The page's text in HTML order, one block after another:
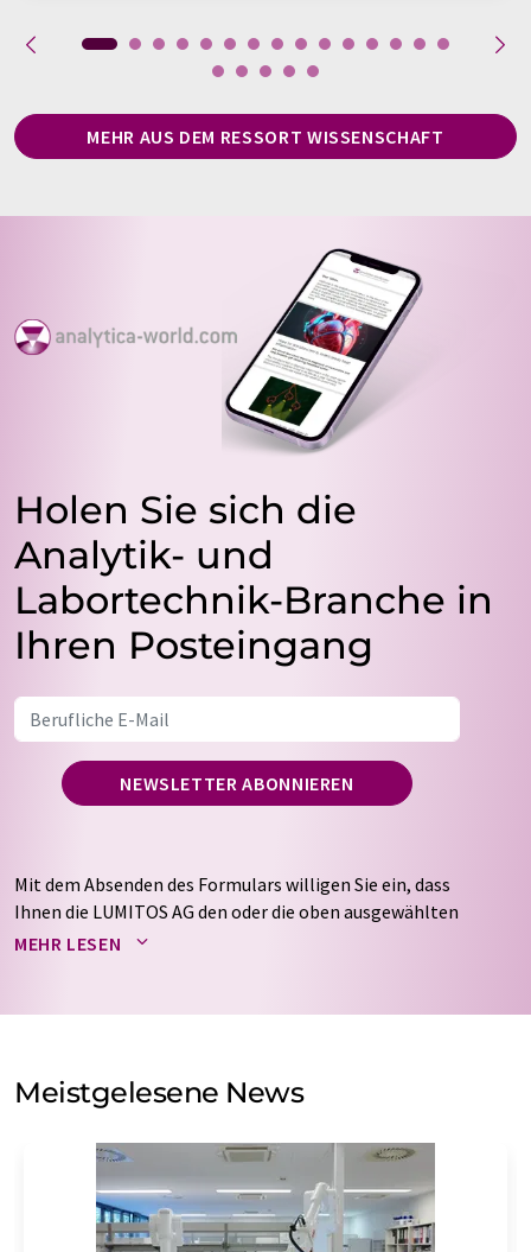
MEHR AUS DEM RESSORT WISSENSCHAFT
Holen Sie sich die
Analytik- und
Labortechnik-Branche in
Ihren Posteingang
NEWSLETTER ABONNIEREN
Mit dem Absenden des Formulars willigen Sie ein, dass
Ihnen die LUMITOS AG den oder die oben ausgewählten
Newsletter per E-Mail zusendet. Ihre Daten werden
auf Basis unsererDatenschutzerklärung. LUMITOS darf
Meinungsforschung per E-Mail kontaktieren. Ihre
Einwilligung können Sie jederzeit ohne Angabe von
Str. 2, 12489 Berlin oder per E-Mail unter
widerruf@lumitos.commit Wirkung für die Zukunft
widerrufen. Zudem ist in jeder E-Mail ein Link zur
Abbestellung des entsprechenden Newsletters
MEHR LESEN
Meistgelesene News